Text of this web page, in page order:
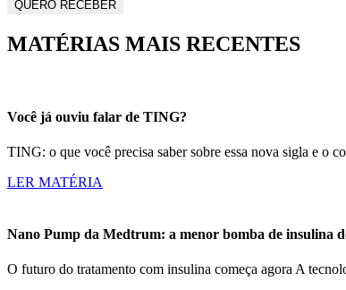
MATÉRIAS MAIS RECENTES
Você já ouviu falar de TING?
TING: o que você precisa saber sobre essa nova sigla e o
LER MATÉRIA
Nano Pump da Medtrum: a menor bomba de insulina
O futuro do tratamento com insulina começa agora A